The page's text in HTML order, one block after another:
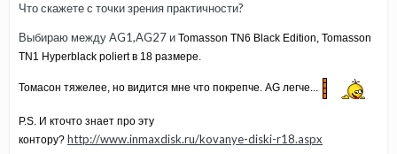
Что скажете с точки зрения практичности?
Выбираю между AG1,AG27 и Tomasson TN6 Black Edition, Tomasson
TN1 Hyperblack poliert в 18 размере.
Томасон тяжелее, но видится мне что покрепче. AG легче...
P.S. И кточто знает про эту
контору? http://www.inmaxdisk.ru/kovanye-diski-r18.aspx